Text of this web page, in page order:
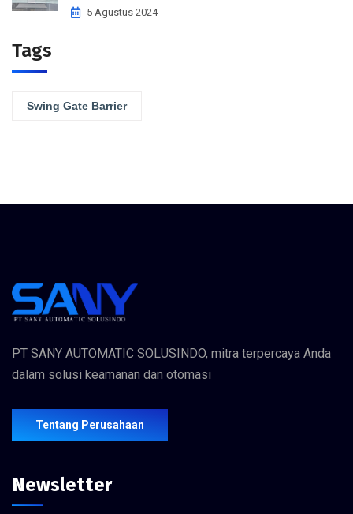
5 Agustus 2024
Tags
Swing Gate Barrier
PT SANY AUTOMATIC SOLUSINDO, mitra terpercaya Anda
dalam solusi keamanan dan otomasi
Tentang Perusahaan
Newsletter